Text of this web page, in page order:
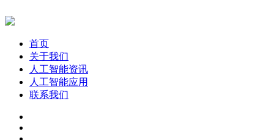
首页
关于我们
人工智能资讯
人工智能应用
联系我们